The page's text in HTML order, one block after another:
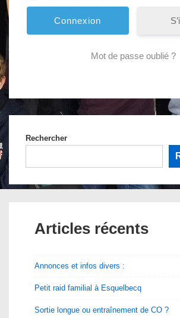
Mot de passe oublié ?
Rechercher
Articles récents
Annonces et infos divers :
Petit raid familial à Esquelbecq
Sortie longue ou entraînement de CO ?